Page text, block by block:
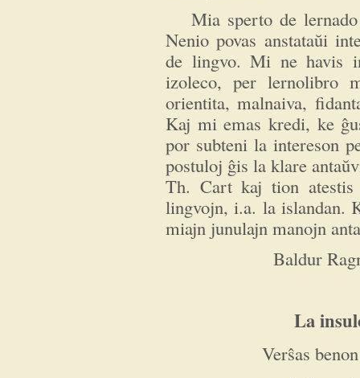
Mia sperto de lernado
Nenio povas anstataŭi
de lingvo. Mi ne havis
izoleco, per lernolibro
orientita, malnaiva,
Kaj mi emas kredi, ke
por subteni la intereson
postuloj ĝis la klare
Th. Cart kaj tion
lingvojn, i.a. la islandan.
miajn junulajn manojn
Baldur
La
Verŝas